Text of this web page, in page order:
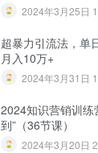
2024年3月25日
超暴力引流法，单
月入10万+
2024年3月31日
2024知识营销训练
到”（36节课）
2024年3月20日